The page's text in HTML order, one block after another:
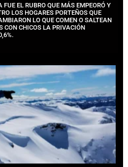
EL RUBRO QUE MÁS EMPEORÓ Y
LOS HOGARES PORTEÑOS QUE
LO QUE COMEN O SALTEAN
CON CHICOS LA PRIVACIÓN